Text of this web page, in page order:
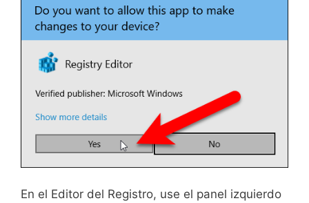
En el Editor del Registro, use el panel izquierdo